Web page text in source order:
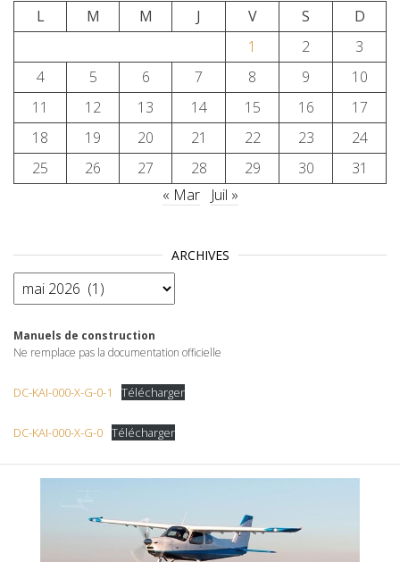
L
M M J V S
D
1
2
3
4
5 6 7 8 9
10
11
12 13 14 15 16
17
18
19 20 21 22 23
24
25
26 27 28 29 30
31
« Mar
Juil »
ARCHIVES
Archives
Manuels de construction
Ne remplace pas la documentation officielle
DC-KAI-000-X-G-0-1 Télécharger
DC-KAI-000-X-G-0 Télécharger